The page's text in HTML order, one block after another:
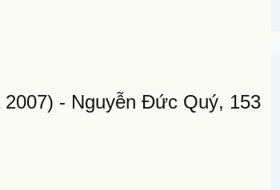
- Nguyễn Đức Quý, 153